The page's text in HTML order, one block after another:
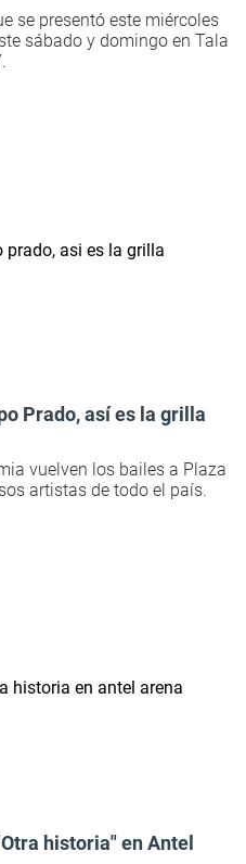
se presentó este miércoles
sábado y domingo en Tala
Prado, así es la grilla
vuelven los bailes a Plaza
artistas de todo el país.
historia" en Antel